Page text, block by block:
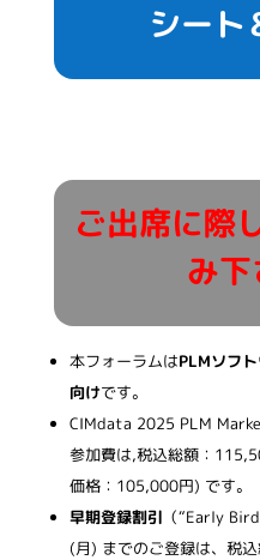
シート
ご出席に際
み下
本フォーラムはPLMソフ
向けです。
CIMdata 2025 PLM
参加費は,税込総額：
価格：105,000円) です。
早期登録割引 （“Early
(月) までのご登録は、税